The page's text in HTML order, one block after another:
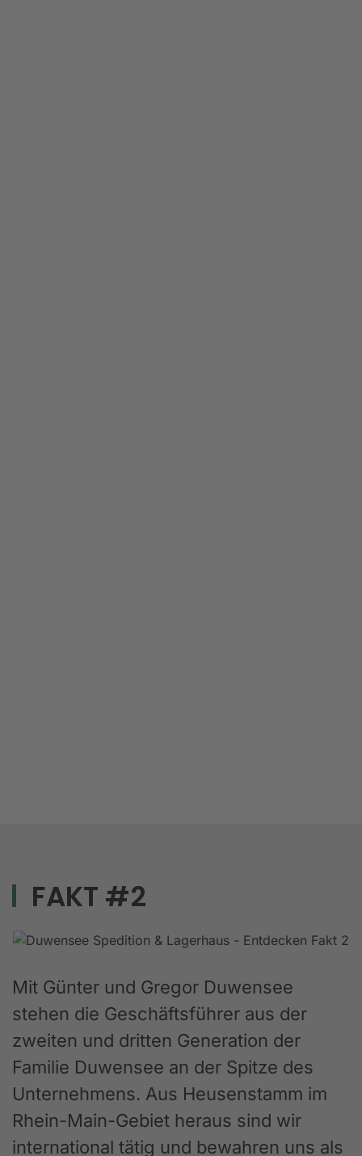
FAKT #2
Mit Günter und Gregor Duwensee
stehen die Geschäftsführer aus der
zweiten und dritten Generation der
Familie Duwensee an der Spitze des
Unternehmens. Aus Heusenstamm im
Rhein-Main-Gebiet heraus sind wir
international tätig und bewahren uns als